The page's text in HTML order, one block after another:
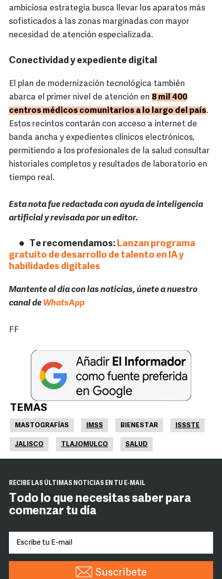
ambiciosa estrategia busca llevar los aparatos más
sofisticados a las zonas marginadas con mayor
necesidad de atención especializada.
Conectividad y expediente digital
El plan de modernización tecnológica también
abarca el primer nivel de atención en 8 mil 400
centros médicos comunitarios a lo largo del país.
Estos recintos contarán con acceso a internet de
banda ancha y expedientes clínicos electrónicos,
permitiendo a los profesionales de la salud consultar
historiales completos y resultados de laboratorio en
tiempo real.
Esta nota fue redactada con ayuda de inteligencia
artificial y revisada por un editor.
Te recomendamos: Lanzan programa
gratuito de desarrollo de talento en IA y
habilidades digitales
Mantente al día con las noticias, únete a nuestro
canal de WhatsApp
FF
TEMAS
MASTOGRAFÍAS IMSS BIENESTAR ISSSTE
JALISCO TLAJOMULCO SALUD
RECIBE LAS ÚLTIMAS NOTICIAS EN TU E-MAIL
Todo lo que necesitas saber para
comenzar tu día
Suscríbete